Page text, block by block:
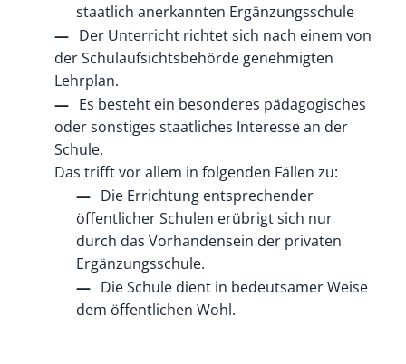
staatlich anerkannten Ergänzungsschule
Der Unterricht richtet sich nach einem von
der Schulaufsichtsbehörde genehmigten
Lehrplan.
Es besteht ein besonderes pädagogisches
oder sonstiges staatliches Interesse an der
Schule.
Das trifft vor allem in folgenden Fällen zu:
Die Errichtung entsprechender
öffentlicher Schulen erübrigt sich nur
durch das Vorhandensein der privaten
Ergänzungsschule.
Die Schule dient in bedeutsamer Weise
dem öffentlichen Wohl.